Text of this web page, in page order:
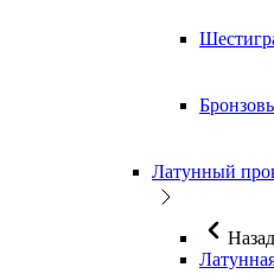
Латунный
Назад